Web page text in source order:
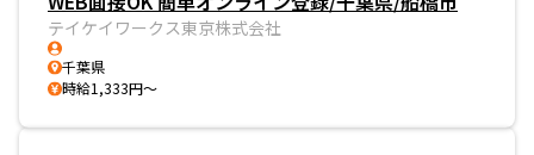
テイケイワークス東京株式会社
千葉県
時給1,333円～